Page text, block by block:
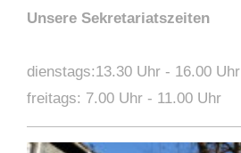
Unsere Sekretariatszeiten
dienstags:13.30 Uhr - 16.00 Uhr
freitags: 7.00 Uhr - 11.00 Uhr